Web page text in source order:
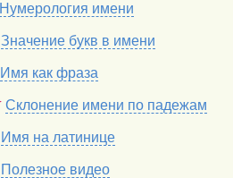
Нумерология имени
Значение букв в имени
Имя как фраза
Склонение имени по падежам
Имя на латинице
Полезное видео